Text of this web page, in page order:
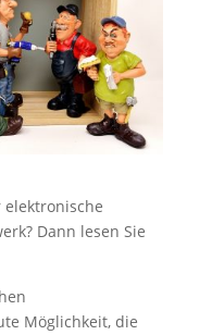
Dann lesen Sie
Möglichkeit, die